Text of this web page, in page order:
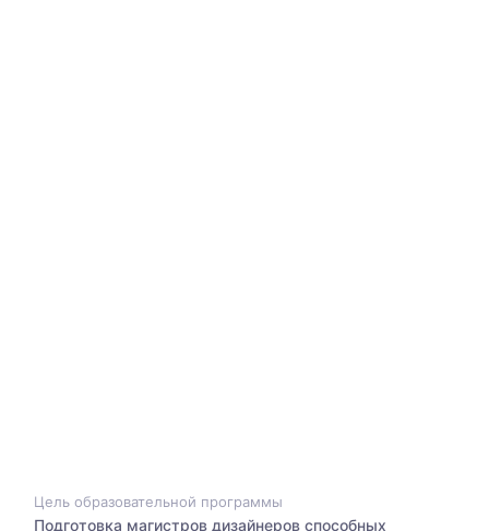
Цель образовательной программы
Подготовка магистров дизайнеров способных